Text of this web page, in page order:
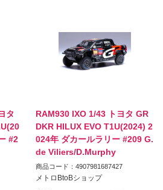
タ
#2
RAM930 IXO 1/43 トヨタ GR
DKR HILUX EVO T1U(2024) 2
024年 ダカールラリー #209 G.
de Viliers/D.Murphy
商品コード：4907981687427
メトロBtoBショップ